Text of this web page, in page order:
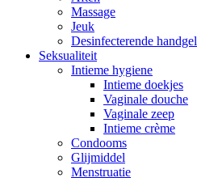
Massage
Jeuk
Desinfecterende handgel
Seksualiteit
Intieme hygiene
Intieme doekjes
Vaginale douche
Vaginale zeep
Intieme crème
Condooms
Glijmiddel
Menstruatie